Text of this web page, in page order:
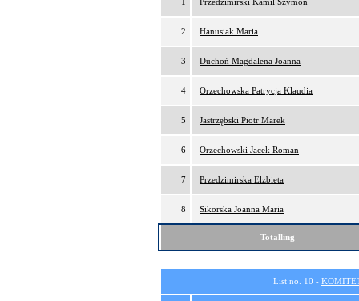
2 Hanusiak Maria
3 Duchoń Magdalena Joanna
4 Orzechowska Patrycja Klaudia
5 Jastrzębski Piotr Marek
6 Orzechowski Jacek Roman
7 Przedzimirska Elżbieta
8 Sikorska Joanna Maria
Totalling
List no. 10 -